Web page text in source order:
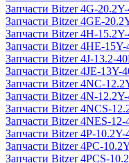
Запчасти Bitzer 4G-
Запчасти Bitzer 4GE-
Запчасти Bitzer 4H-
Запчасти Bitzer 4HE-
Запчасти Bitzer 4J‐13.2-
Запчасти Bitzer 4JE-13Y-
Запчасти Bitzer 4NC-
Запчасти Bitzer 4N-
Запчасти Bitzer 4NCS-
Запчасти Bitzer 4NES-
Запчасти Bitzer 4P-10.2Y-
Запчасти Bitzer 4PC-
Запчасти Bitzer 4PCS-